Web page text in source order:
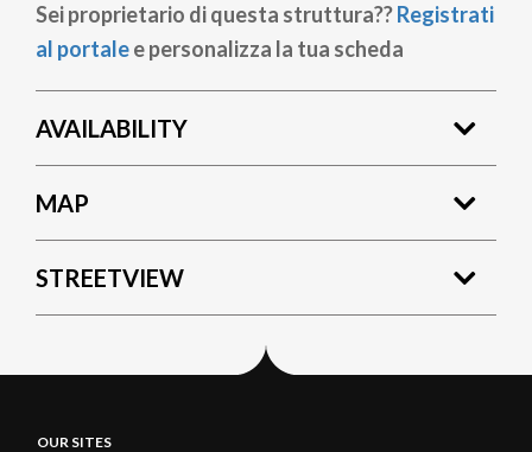
Sei proprietario di questa struttura??Registrati
al portalee personalizza la tua scheda
AVAILABILITY
MAP
STREETVIEW
OUR SITES